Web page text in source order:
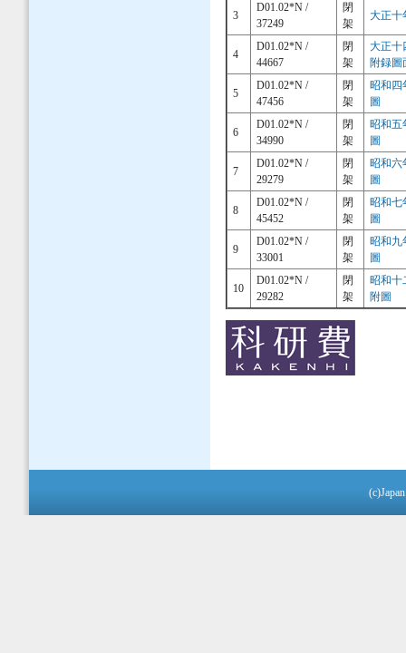
3
D01.02*N /
37249
閉
架
大正十
4
D01.02*N /
44667
閉
架
大正十
附録圖
5
D01.02*N /
47456
閉
架
昭和四
圖
6
D01.02*N /
34990
閉
架
昭和五
圖
7
D01.02*N /
29279
閉
架
昭和六
圖
8
D01.02*N /
45452
閉
架
昭和七
圖
9
D01.02*N /
33001
閉
架
昭和九
圖
10
D01.02*N /
29282
閉
架
昭和十
附圖